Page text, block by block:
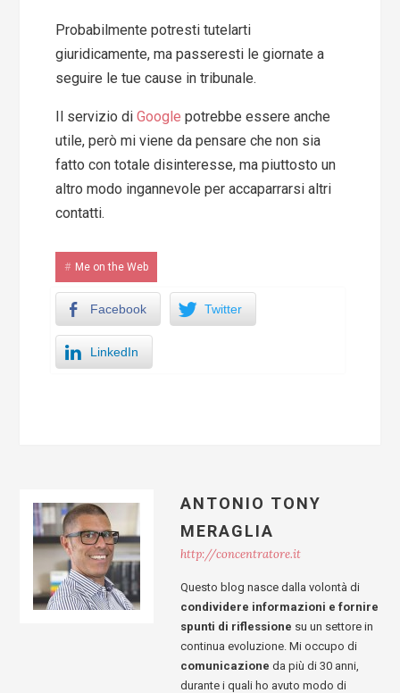
Probabilmente potresti tutelarti
giuridicamente, ma passeresti le giornate a
seguire le tue cause in tribunale.
Il servizio diGoogle potrebbe essere anche
utile, però mi viene da pensare che non sia
fatto con totale disinteresse, ma piuttosto un
altro modo ingannevole per accaparrarsi altri
contatti.
Me on the Web
Facebook Twitter
LinkedIn
ANTONIO TONY
MERAGLIA
http://concentratore.it
Questo blog nasce dalla volontà di
condividere informazioni e fornire
spunti di riflessione su un settore in
continua evoluzione. Mi occupo di
comunicazione da più di 30 anni,
durante i quali ho avuto modo di